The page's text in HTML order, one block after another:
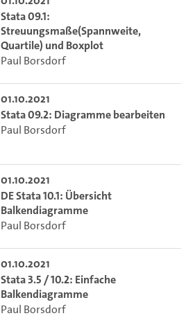
Stata 09.1:
Streuungsmaße(Spannweite,
Quartile) und Boxplot
Paul Borsdorf
01.10.2021
Stata 09.2: Diagramme bearbeiten
Paul Borsdorf
01.10.2021
DE Stata 10.1: Übersicht
Balkendiagramme
Paul Borsdorf
01.10.2021
Stata 3.5 / 10.2: Einfache
Balkendiagramme
Paul Borsdorf